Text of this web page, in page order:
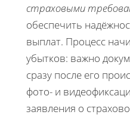
страховыми
обеспечить
выплат. Процесс
убытков: важно
сразу после его
фото- и
заявления о